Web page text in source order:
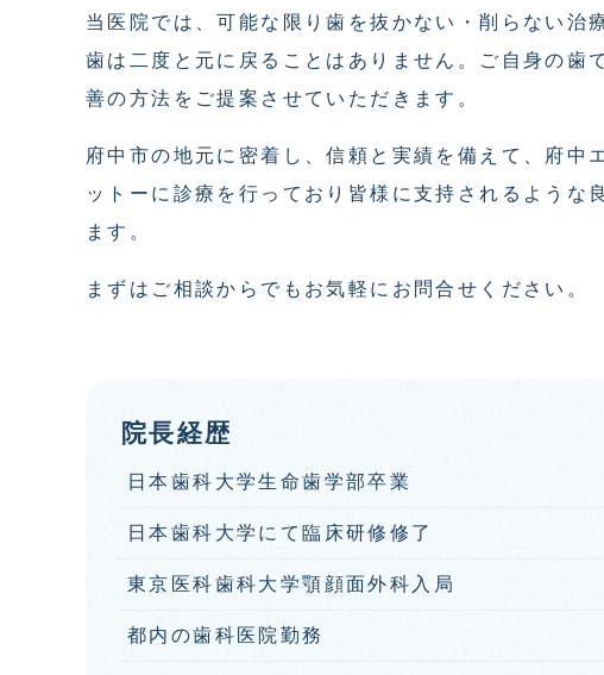
当医院では、可能な限り歯を抜かない・削らない治
歯は二度と元に戻ることはありません。ご自身の歯
善の方法をご提案させていただきます。
府中市の地元に密着し、信頼と実績を備えて、府中
ットーに診療を行っており皆様に支持されるような
ます。
まずはご相談からでもお気軽にお問合せください。
院長経歴
日本歯科大学生命歯学部卒業
日本歯科大学にて臨床研修修了
東京医科歯科大学顎顔面外科入局
都内の歯科医院勤務